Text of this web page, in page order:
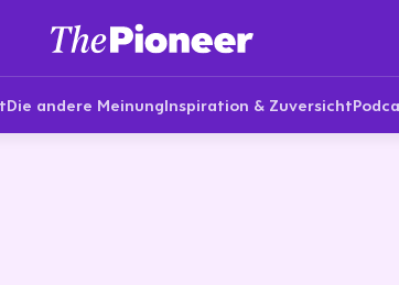
Die andere MeinungInspiration & Zuversicht